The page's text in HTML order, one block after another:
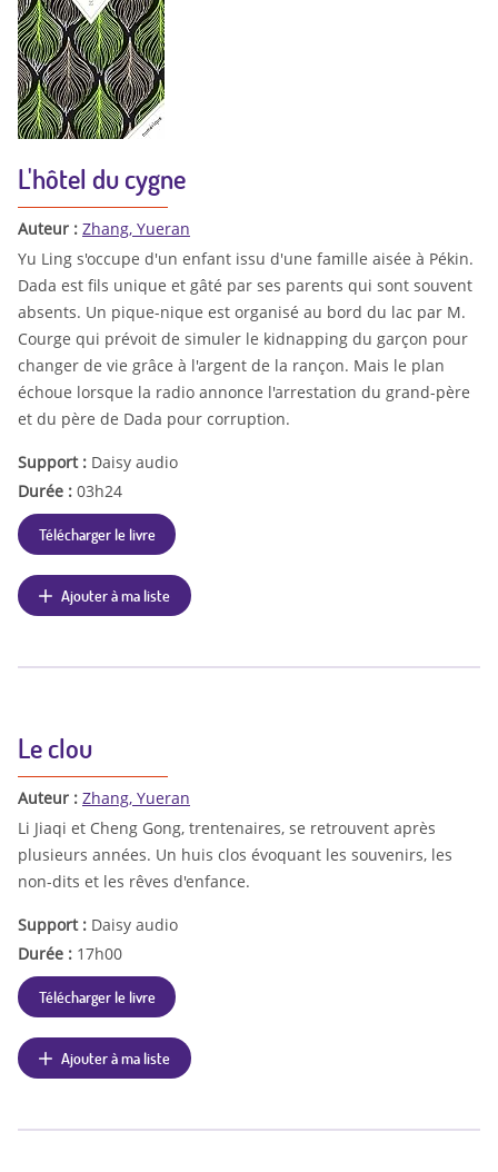
L'hôtel du cygne
Auteur : Zhang, Yueran
Yu Ling s'occupe d'un enfant issu d'une famille aisée à Pékin.
Dada est fils unique et gâté par ses parents qui sont souvent
absents. Un pique-nique est organisé au bord du lac par M.
Courge qui prévoit de simuler le kidnapping du garçon pour
changer de vie grâce à l'argent de la rançon. Mais le plan
échoue lorsque la radio annonce l'arrestation du grand-père
et du père de Dada pour corruption.
Support : Daisy audio
Durée : 03h24
Télécharger le livre
Ajouter à ma liste
Le clou
Auteur : Zhang, Yueran
Li Jiaqi et Cheng Gong, trentenaires, se retrouvent après
plusieurs années. Un huis clos évoquant les souvenirs, les
non-dits et les rêves d'enfance.
Support : Daisy audio
Durée : 17h00
Télécharger le livre
Ajouter à ma liste